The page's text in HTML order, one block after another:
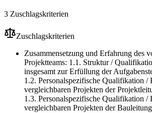
3 Zuschlagskriterien
Zuschlagskriterien
Zusammensetzung und Erfahrung des
Projektteams: 1.1. Struktur /
insgesamt zur Erfüllung der
1.2. Personalspezifische Qualifikation /
vergleichbaren Projekten der
1.3. Personalspezifische Qualifikation /
vergleichbaren Projekten der